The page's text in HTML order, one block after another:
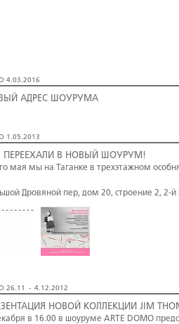
4.03.2016
АДРЕС ШОУРУМА
1.05.2013
ПЕРЕЕХАЛИ В НОВЫЙ ШОУРУМ!
мая мы на Таганке в трехэтажном
Дровяной пер, дом 20, строение 2, 2-й
26.11 - 4.12.2012
НОВОЙ КОЛЛЕКЦИИ JIM
в 16.00 в шоуруме ARTE DOMO